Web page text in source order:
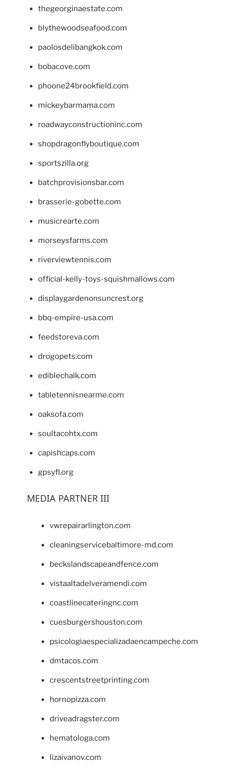
thegeorginaestate.com
blythewoodseafood.com
paolosdelibangkok.com
bobacove.com
phoone24brookfield.com
mickeybarmama.com
roadwayconstructioninc.com
shopdragonflyboutique.com
sportszilla.org
batchprovisionsbar.com
brasserie-gobette.com
musicrearte.com
morseysfarms.com
riverviewtennis.com
official-kelly-toys-squishmallows.com
displaygardenonsuncrest.org
bbq-empire-usa.com
feedstoreva.com
drogopets.com
ediblechalk.com
tabletennisnearme.com
oaksofa.com
soultacohtx.com
capishcaps.com
gpsyfl.org
MEDIA PARTNER III
vwrepairarlington.com
cleaningservicebaltimore-md.com
beckslandscapeandfence.com
vistaaltadelveramendi.com
coastlinecateringnc.com
cuesburgershouston.com
psicologiaespecializadaencampeche.com
dmtacos.com
crescentstreetprinting.com
hornopizza.com
driveadragster.com
hematologa.com
lizaivanov.com